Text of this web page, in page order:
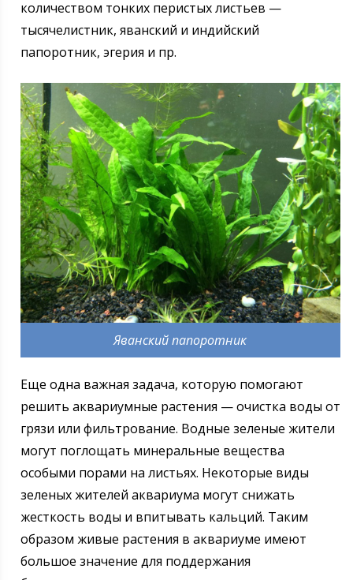
количеством тонких перистых листьев —
тысячелистник, яванский и индийский
папоротник, эгерия и пр.
Яванский папоротник
Еще одна важная задача, которую помогают
решить аквариумные растения — очистка воды от
грязи или фильтрование. Водные зеленые жители
могут поглощать минеральные вещества
особыми порами на листьях. Некоторые виды
зеленых жителей аквариума могут снижать
жесткость воды и впитывать кальций. Таким
образом живые растения в аквариуме имеют
большое значение для поддержания